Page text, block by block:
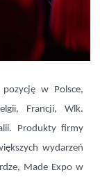
w Polsce,
Francji, Wlk.
Produkty firmy
wydarzeń
Made Expo w